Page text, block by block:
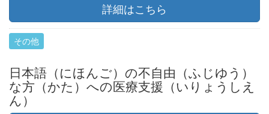
詳細はこちら
その他
日本語（にほんご）の不自由（ふじゆう）
な方（かた）への医療支援（いりょうしえ
ん）